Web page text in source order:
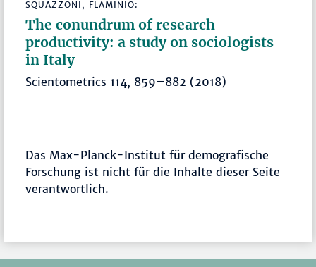
SQUAZZONI, FLAMINIO:
The conundrum of research
productivity: a study on sociologists
in Italy
Scientometrics 114, 859–882 (2018)
Das Max-Planck-Institut für demografische
Forschung ist nicht für die Inhalte dieser Seite
verantwortlich.